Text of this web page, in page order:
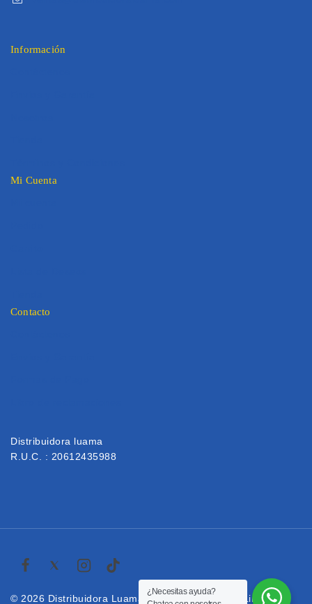
Información
Mi Cuenta
Contacto
Distribuidora luama
R.U.C. : 20612435988
© 2026 Distribuidora Luama | Venta de Toner en Lima.
¿Necesitas ayuda?